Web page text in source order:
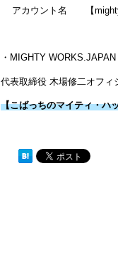
アカウント名 【
・MIGHTY
代表取締役 木場修二オフィ
【こばっちのマイティ・ハ